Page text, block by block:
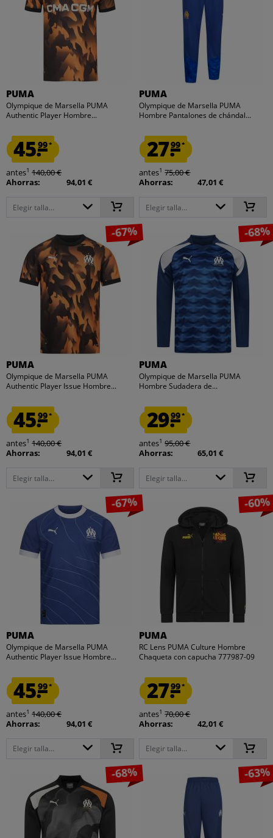
PUMA
Olympique de Marsella PUMA
Authentic Player Hombre...
45.99*
antes1 140,00 €
Ahorras:
94,01 €
Elegir talla...
PUMA
Olympique de Marsella PUMA
Hombre Pantalones de chándal...
27.99*
antes1 75,00 €
Ahorras:
47,01 €
Elegir talla...
-67%
PUMA
Olympique de Marsella PUMA
Authentic Player Issue Hombre...
45.99*
antes1 140,00 €
Ahorras:
94,01 €
Elegir talla...
-68%
PUMA
Olympique de Marsella PUMA
Hombre Sudadera de...
29.99*
antes1 95,00 €
Ahorras:
65,01 €
Elegir talla...
-67%
PUMA
Olympique de Marsella PUMA
Authentic Player Issue Hombre...
45.99*
antes1 140,00 €
Ahorras:
94,01 €
Elegir talla...
-60%
PUMA
RC Lens PUMA Culture Hombre
Chaqueta con capucha 777987-09
27.99*
antes1 70,00 €
Ahorras:
42,01 €
Elegir talla...
-68% -63%